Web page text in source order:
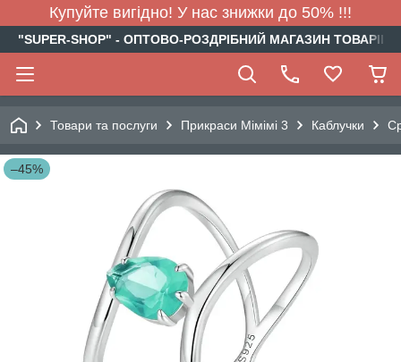
Купуйте вигідно! У нас знижки до 50% !!!
"SUPER-SHOP" - ОПТОВО-РОЗДРІБНИЙ МАГАЗИН
Товари та послуги Прикраси Мімімі 3 Каблучки
–45%